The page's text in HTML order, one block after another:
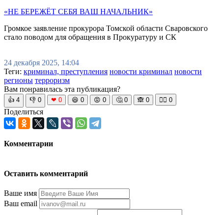
«НЕ БЕРЕЖЁТ СЕБЯ ВАШ НАЧАЛЬНИК»
Громкое заявление прокурора Томской области Сваровского
стало поводом для обращения в Прокуратуру и СК
24 декабря 2025, 14:04
Теги: криминал, преступления новости криминал новости
регионы терроризм
Вам понравилась эта публикация?
👍 4 👎 0 ❤ 0 😆 0 😡 0 🤔 0 🙈 0 🧘‍♀️ 0
Поделиться
Комментарии
Оставить комментарий
Ваше имя
Ваш email